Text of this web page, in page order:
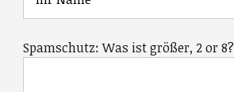
Spamschutz: Was ist größer, 2 or 8?